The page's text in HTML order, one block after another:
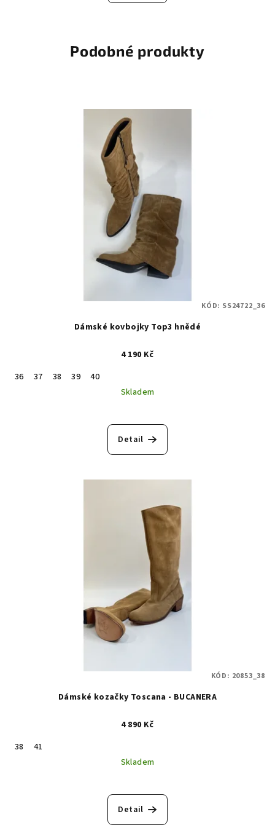
Podobné produkty
Dámské kovbojky Top3 hnědé
4 190 Kč
36
37 38 39
40
Skladem
Detail
KÓD: SS24722_36
Dámské kozačky Toscana - BUCANERA
4 890 Kč
38
41
Skladem
Detail
KÓD: 20853_38